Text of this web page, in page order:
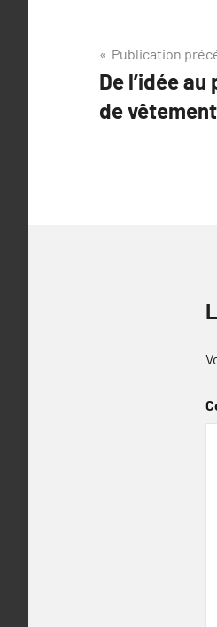
de
l’article
Publication
De l’idée
de